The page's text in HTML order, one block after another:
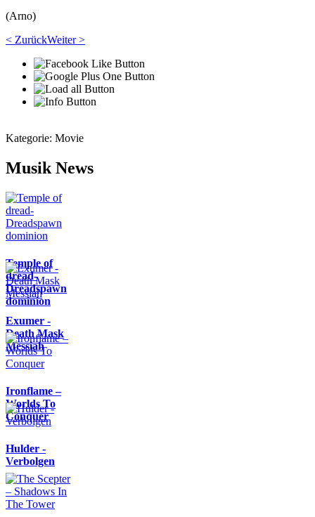
(Arno)
< ZurückWeiter >
Kategorie: Movie
Musik News
Temple of
dread-
Dreadspawn
dominion
Exumer -
Death Mask
Messiah
Ironflame –
Worlds To
Conquer
Hulder -
Verbolgen